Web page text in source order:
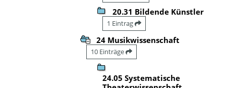
20.31 Bildende Künstler
1 Eintrag
24 Musikwissenschaft
10 Einträge
24.05 Systematische